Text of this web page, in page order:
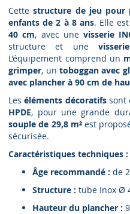
Cettestructure de jeu pour
enfants de 2 à 8 ans. Elle
40 cm, avec une visserie
structure et une
L’équipement comprend un
grimper, untoboggan avec
avec plancher à 90 cm de
Leséléments décoratifssont
HPDE, pour une grande
souple de 29,8 m²est
sécurisée.
Caractéristiques techniques :
Âge recommandé : de
Structure : tube Inox Ø
Hauteur du plancher :